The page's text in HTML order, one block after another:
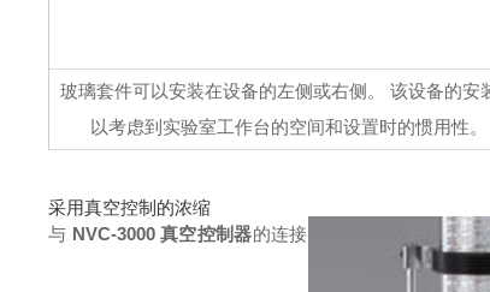
玻璃套件可以安装在设备的左侧或右侧。 该设备的安
以考虑到实验室工作台的空间和设置时的惯用性。
采用真空控制的浓缩
与 NVC-3000 真空控制器的连接